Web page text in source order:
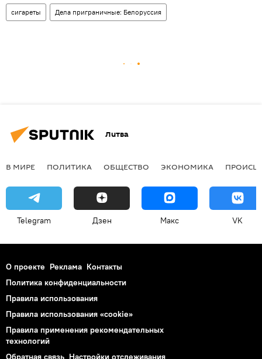
сигареты Дела приграничные: Белоруссия
Литва
В МИРЕ ПОЛИТИКА ОБЩЕСТВО ЭКОНОМИКА
Telegram Дзен Макс VK
О проекте Реклама Контакты
Политика конфиденциальности
Правила использования
Правила использования «cookie»
Правила применения рекомендательных
технологий
Обратная связь Настройки отслеживания